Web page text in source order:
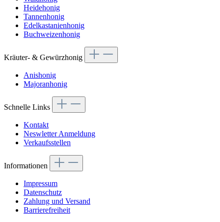
Heidehonig
Tannenhonig
Edelkastanienhonig
Buchweizenhonig
Kräuter- & Gewürzhonig
Anishonig
Majoranhonig
Schnelle Links
Kontakt
Neswletter Anmeldung
Verkaufsstellen
Informationen
Impressum
Datenschutz
Zahlung und Versand
Barrierefreiheit